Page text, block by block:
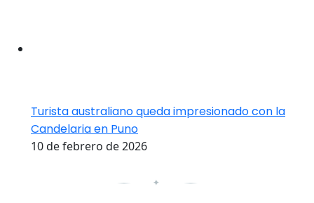
Turista australiano queda impresionado con la
Candelaria en Puno
10 de febrero de 2026
✦